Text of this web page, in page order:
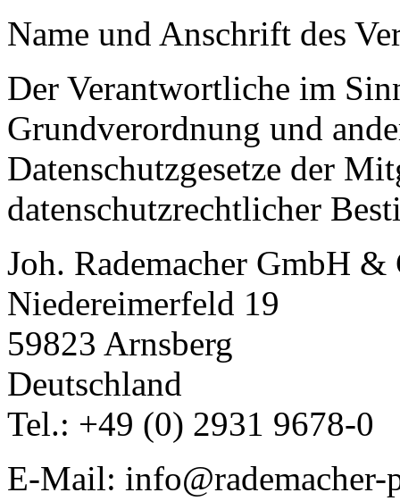
Name und Anschrift des
Der Verantwortliche im
Grundverordnung und
Datenschutzgesetze der
datenschutzrechtlicher
Joh. Rademacher GmbH
Niedereimerfeld 19
59823 Arnsberg
Deutschland
Tel.: +49 (0) 2931 9678-0
E-Mail: info@rademacher-